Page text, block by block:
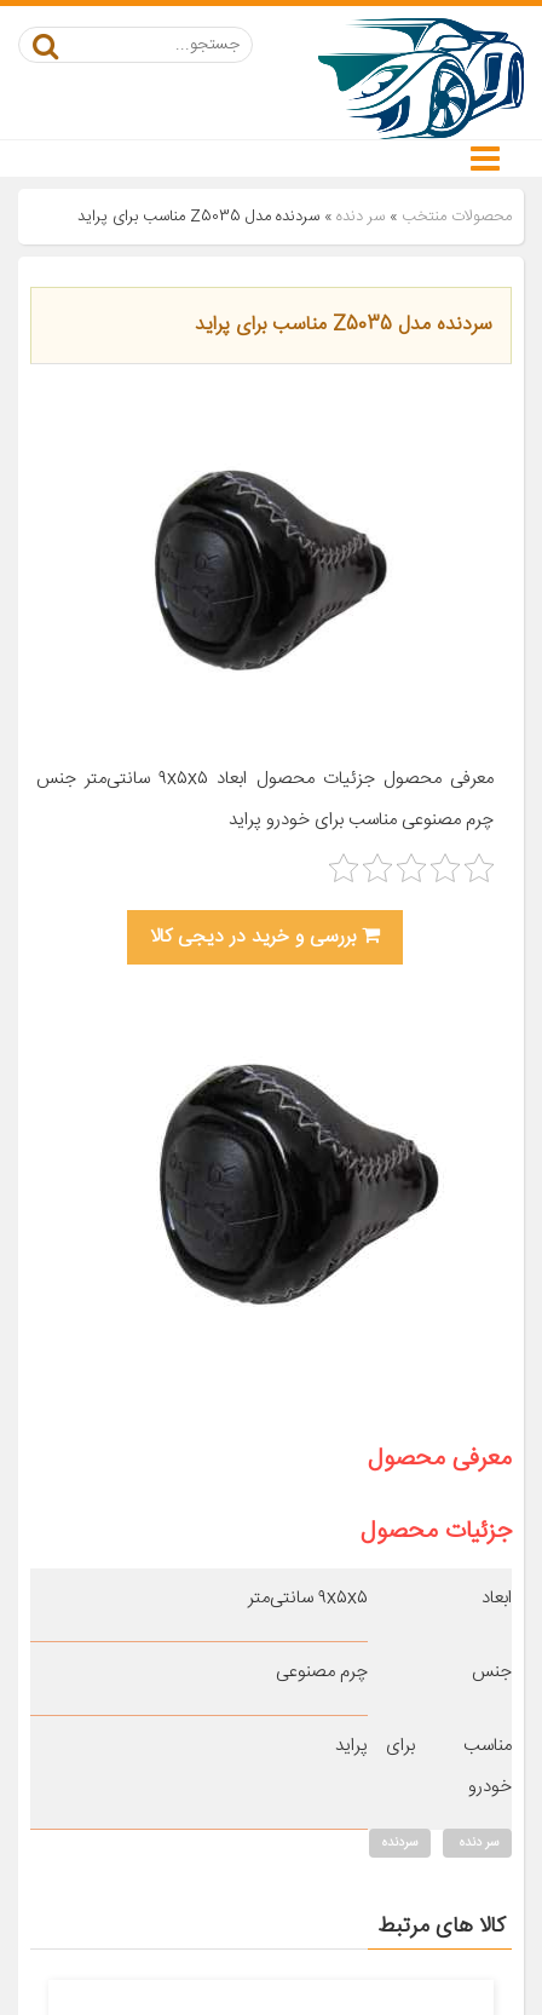
محصولات منتخب » سر دنده» سردنده مدل Z5035 مناسب برای پراید
سردنده مدل Z5035 مناسب برای پراید
معرفی محصول جزئیات محصول ابعاد ۹x۵x۵ سانتی‌متر جنس
چرم مصنوعی مناسب برای خودرو پراید
بررسی و خرید در دیجی کالا
معرفی محصول
جزئیات محصول
ابعاد ۹x۵x۵ سانتی‌متر
جنس چرم مصنوعی
مناسب برای
خودرو
پراید
سر دنده سردنده
کالا های مرتبط